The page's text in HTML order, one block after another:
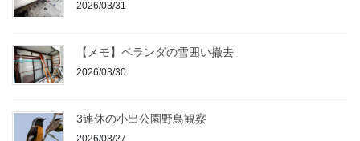
2026/03/31
【メモ】ベランダの雪囲い撤去
2026/03/30
3連休の小出公園野鳥観察
2026/03/27